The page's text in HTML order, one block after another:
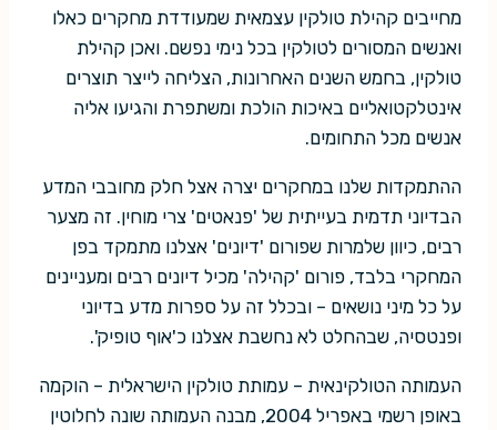
מחייבים קהילת טולקין עצמאית שמעודדת מחקרים כאלו
ואנשים המסורים לטולקין בכל נימי נפשם. ואכן קהילת
טולקין, בחמש השנים האחרונות, הצליחה לייצר תוצרים
אינטלקטואליים באיכות הולכת ומשתפרת והגיעו אליה
אנשים מכל התחומים.
ההתמקדות שלנו במחקרים יצרה אצל חלק מחובבי המדע
הבדיוני תדמית בעייתית של 'פנאטים' צרי מוחין. זה מצער
רבים, כיוון שלמרות שפורום 'דיונים' אצלנו מתמקד בפן
המחקרי בלבד, פורום 'קהילה' מכיל דיונים רבים ומעניינים
על כל מיני נושאים – ובכלל זה על ספרות מדע בדיוני
ופנטסיה, שבהחלט לא נחשבת אצלנו כ'אוף טופיק'.
העמותה הטולקינאית – עמותת טולקין הישראלית – הוקמה
באופן רשמי באפריל 2004, מבנה העמותה שונה לחלוטין